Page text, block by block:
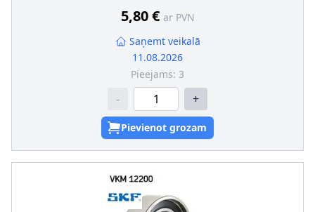
5,80 € ar PVN
Saņemt veikalā
11.08.2026
Pieejams: 3
- +
Pievienot grozam